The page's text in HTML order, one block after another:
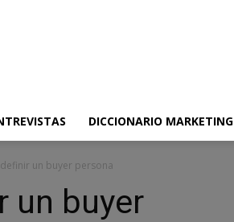
DICCIONARIO MARKETING
un buyer persona
un buyer